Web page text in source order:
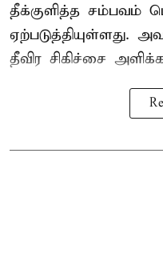
தீக்குளித்த சம்பவம்
ஏற்படுத்தியுள்ளது.
தீவிர சிகிச்சை